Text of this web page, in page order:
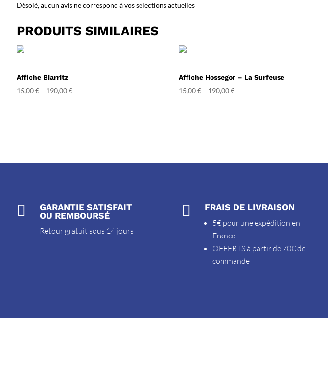
Désolé, aucun avis ne correspond à vos sélections actuelles
PRODUITS SIMILAIRES
Affiche Biarritz
15,00€– 190,00€
Affiche Hossegor – La Surfeuse
15,00€– 190,00€

GARANTIE SATISFAIT
OU REMBOURSÉ
Retour gratuit sous 14 jours
 FRAIS DE LIVRAISON
5€ pour une expédition en
France
OFFERTS à partir de 70€ de
commande